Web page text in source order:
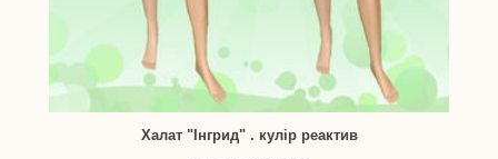
Халат "Інгрид" . кулір реактив